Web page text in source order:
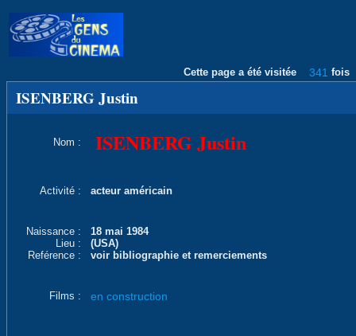
Cette page a été visitée 341 fois
ISENBERG Justin
Nom : ISENBERG Justin
Activité : acteur américain
Naissance :
18 mai 1984
Lieu :
(USA)
Reférence :
voir bibliographie et remerciements
Films : en construction